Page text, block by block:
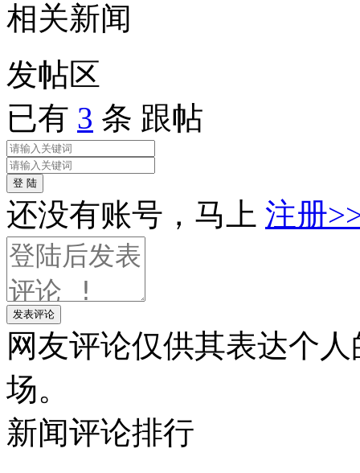
相关新闻
发帖区
已有 3 条 跟帖
登 陆
还没有账号，马上 注册
发表评论
网友评论仅供其表达个
场。
新闻评论排行